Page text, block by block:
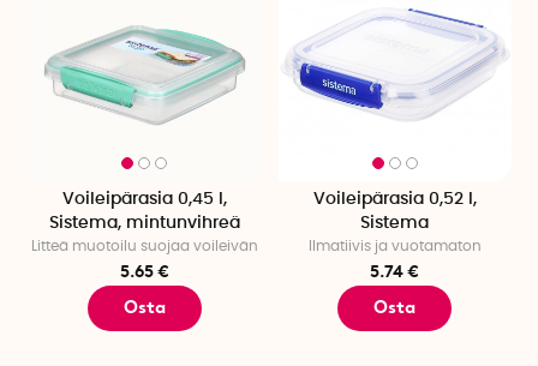
Voileipärasia 0,45 l,
Sistema, mintunvihreä
Litteä muotoilu suojaa voileivän
5.65 €
Osta
Voileipärasia 0,52 l,
Sistema
Ilmatiivis ja vuotamaton
5.74 €
Osta